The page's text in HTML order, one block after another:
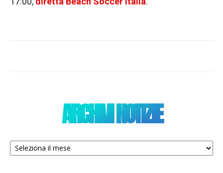
ARCHIVI NOTIZIE
Archivi
notizie